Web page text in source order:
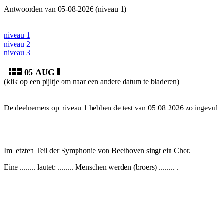
Antwoorden van 05-08-2026 (niveau 1)
niveau 1
niveau 2
niveau 3
05 AUG
(klik op een pijltje om naar een andere datum te bladeren)
De deelnemers op niveau 1 hebben de test van 05-08-2026 zo
Im letzten Teil der Symphonie von Beethoven singt ein Chor.
Eine ........ lautet: ........ Menschen werden (broers) ........ .